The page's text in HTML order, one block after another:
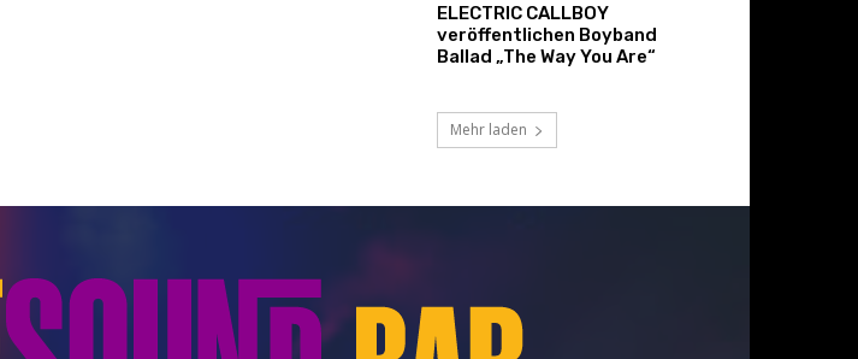
ELECTRIC CALLBOY
veröffentlichen Boyband
Ballad „The Way You Are“
Mehr laden